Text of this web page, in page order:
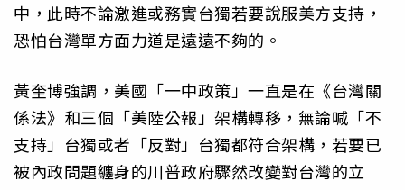
中，此時不論激進或務實台獨若要說服美方支持，
恐怕台灣單方面力道是遠遠不夠的。
黃奎博強調，美國「一中政策」一直是在《台灣關
係法》和三個「美陸公報」架構轉移，無論喊「不
支持」台獨或者「反對」台獨都符合架構，若要已
被內政問題纏身的川普政府驟然改變對台灣的立